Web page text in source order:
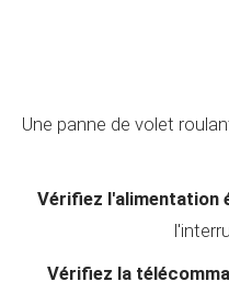
Une panne de volet
Vérifiez l'alimentation
Vérifiez la